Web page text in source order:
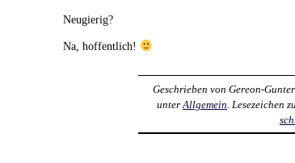
Neugierig?
Na, hoffentlich!
Geschrieben von Gereon-
unter Allgemein . Lesezeichen zu